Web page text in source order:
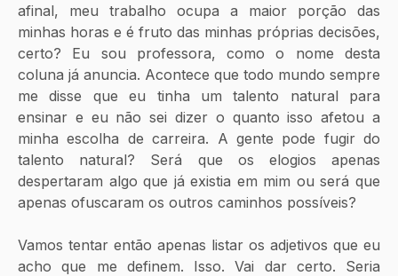
afinal, meu trabalho ocupa a maior porção das
minhas horas e é fruto das minhas próprias decisões,
certo? Eu sou professora, como o nome desta
coluna já anuncia. Acontece que todo mundo sempre
me disse que eu tinha um talento natural para
ensinar e eu não sei dizer o quanto isso afetou a
minha escolha de carreira. A gente pode fugir do
talento natural? Será que os elogios apenas
despertaram algo que já existia em mim ou será que
apenas ofuscaram os outros caminhos possíveis?
Vamos tentar então apenas listar os adjetivos que eu
acho que me definem. Isso. Vai dar certo. Seria